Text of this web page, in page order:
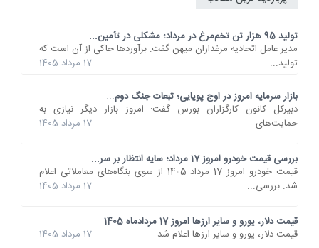
تولید 95 هزار تن تخم‌مرغ در مرداد؛ مشکلی در تأمین...
مدیر عامل اتحادیه مرغداران میهن گفت: برآوردها حاکی از آن است که
تولید...
17 مرداد 1405
بازار سرمایه امروز در اوج پویایی؛ تبعات جنگ دوم...
دبیرکل کانون کارگزاران بورس گفت: امروز بازار دیگر نیازی به
حمایت‌های...
17 مرداد 1405
بررسی قیمت خودرو امروز 17 مرداد؛ سایه انتظار بر سر...
قیمت خودرو امروز 17 مرداد 1405 از سوی بنگاه‌های معاملاتی اعلام
شد. بررسی...
17 مرداد 1405
قیمت دلار، یورو و سایر ارزها امروز 17 مردادماه 1405
قیمت دلار، یورو و سایر ارزها اعلام شد.
17 مرداد 1405